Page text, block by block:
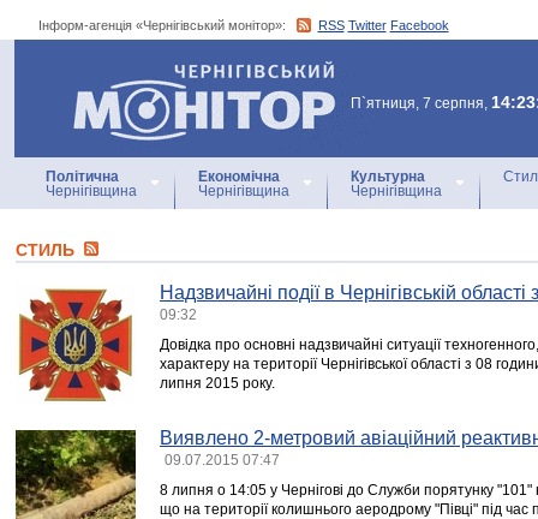
Інформ-агенція «Чернігівський монітор»: RSS Twitter Facebook
Інформ-агенція
«Чернігівський монітор»
П`ятниця, 7 серпня,
Політична
Чернігівщина
Економічна
Чернігівщина
Культурна
Чернігівщина
СТИЛЬ
Надзвичайні події в Чернігівській
09:32
Довідка про основні надзвичайні ситуації
характеру на території Чернігівської області з 08
липня 2015 року.
Виявлено 2-метровий авіаційний
09.07.2015 07:47
8 липня о 14:05 у Чернігові до Служби порятунку
що на території колишнього аеродрому "Півці" під